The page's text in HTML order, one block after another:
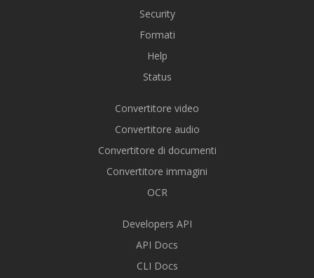
Security
Formati
Help
Status
Convertitore video
Convertitore audio
Convertitore di documenti
Convertitore immagini
OCR
Developers API
API Docs
CLI Docs